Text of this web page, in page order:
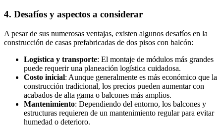
4. Desafíos y aspectos a considerar
A pesar de sus numerosas ventajas, existen algunos desafíos en la
construcción de casas prefabricadas de dos pisos con balcón:
Logística y transporte: El montaje de módulos más grandes
puede requerir una planeación logística cuidadosa.
Costo inicial: Aunque generalmente es más económico que la
construcción tradicional, los precios pueden aumentar con
acabados de alta gama o balcones más amplios.
Mantenimiento: Dependiendo del entorno, los balcones y
estructuras requieren de un mantenimiento regular para evitar
humedad o deterioro.